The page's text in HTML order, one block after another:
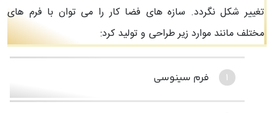
تغییر شکل نگردد. سازه های فضا کار را می توان با فرم های
مختلف مانند موارد زیر طراحی و تولید کرد:
فرم سینوسی